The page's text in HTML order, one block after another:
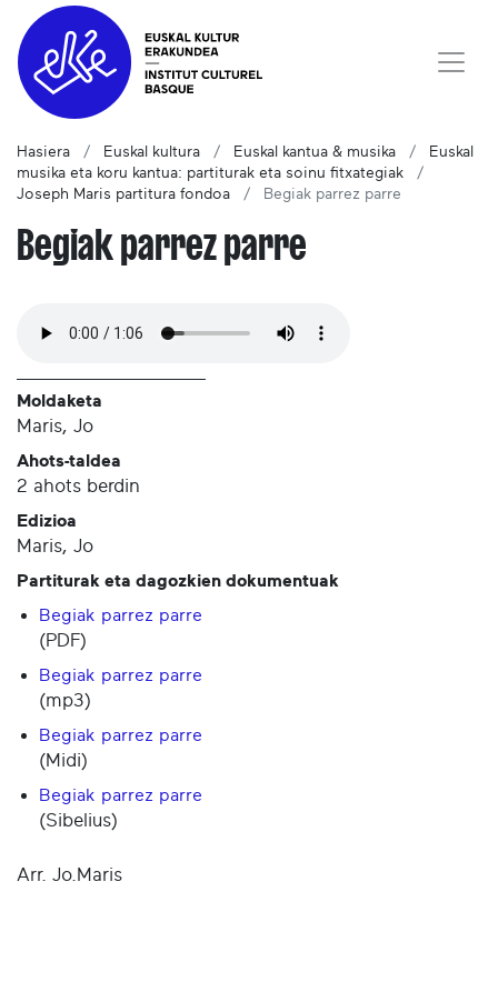
Hasiera Euskal kultura Euskal kantua & musika
Euskal
musika eta koru kantua: partiturak eta soinu fitxategiak
Joseph Maris partitura fondoa
Begiak parrez parre
Begiak parrez parre
Moldaketa
Maris, Jo
Ahots-taldea
2 ahots berdin
Edizioa
Maris, Jo
Partiturak eta dagozkien dokumentuak
Begiak parrez parre
(PDF)
Begiak parrez parre
(mp3)
Begiak parrez parre
(Midi)
Begiak parrez parre
(Sibelius)
Arr. Jo.Maris